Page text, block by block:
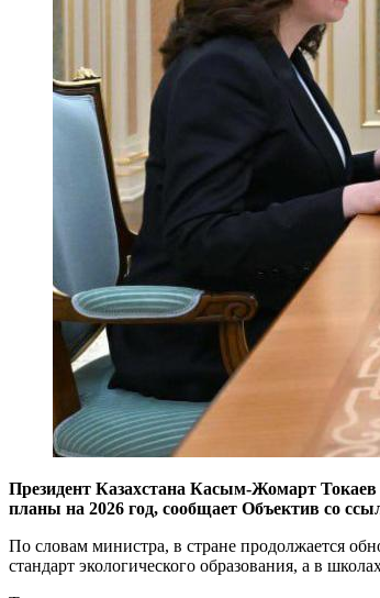
Президент Казахстана Касым-Жомарт Токаев
планы на 2026 год, сообщает Объектив со
По словам министра, в стране продолжается
стандарт экологического образования, а в